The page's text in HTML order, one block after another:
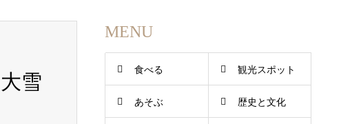
雪
MENU
食べる 観光スポット
あそぶ 歴史と文化